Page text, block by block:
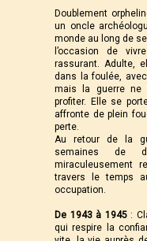
Doublement
un oncle
monde au long de
l’occasion de
rassurant. Adulte,
dans la foulée,
mais la guerre ne
profiter. Elle se
affronte de plein
perte.
Au retour de la
semaines de
miraculeusement
travers le temps
occupation.
De 1943 à 1945:
qui respire la